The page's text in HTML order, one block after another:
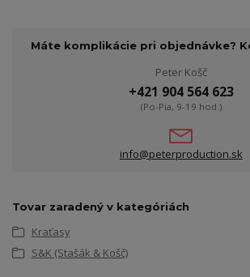
Máte komplikácie pri objednávke?
Peter Košč
+421 904 564 623
(Po-Pia, 9-19 hod.)
info@peterproduction.sk
Tovar zaradený v kategóriách
Kraťasy
S&K (Stašák & Košč)